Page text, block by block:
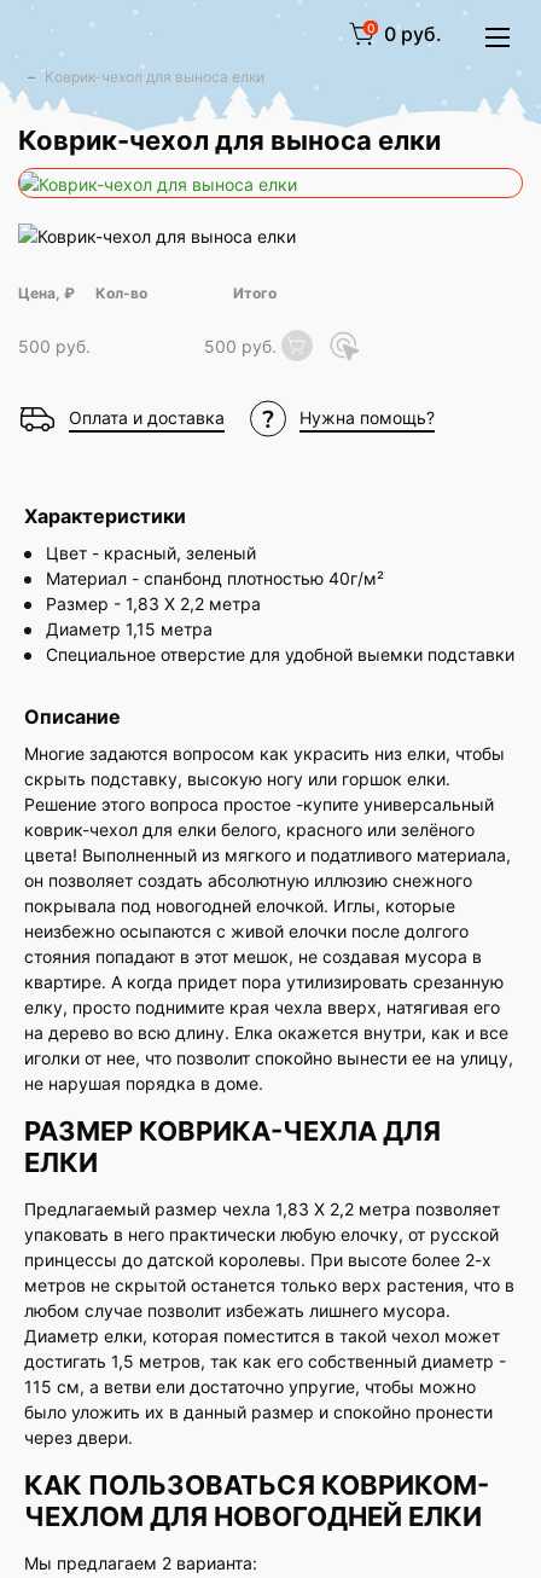
0 0 руб.
Коврик-чехол для выноса елки
Коврик-чехол для выноса елки
Цена, ₽ Итого
500 руб. 500 руб.
Оплата и доставка Нужна помощь?
Характеристики
Цвет - красный, зеленый
Материал - спанбонд плотностью 40г/м²
Размер - 1,83 Х 2,2 метра
Диаметр 1,15 метра
Специальное отверстие для удобной выемки подставки
Описание
Многие задаются вопросом как украсить низ елки, чтобы
скрыть подставку, высокую ногу или горшок елки.
Решение этого вопроса простое -купите универсальный
коврик-чехол для елки белого, красного или зелёного
цвета! Выполненный из мягкого и податливого материала,
он позволяет создать абсолютную иллюзию снежного
покрывала под новогодней елочкой. Иглы, которые
неизбежно осыпаются с живой елочки после долгого
стояния попадают в этот мешок, не создавая мусора в
квартире. А когда придет пора утилизировать срезанную
елку, просто поднимите края чехла вверх, натягивая его
на дерево во всю длину. Елка окажется внутри, как и все
иголки от нее, что позволит спокойно вынести ее на улицу,
не нарушая порядка в доме.
РАЗМЕР КОВРИКА-ЧЕХЛА ДЛЯ
ЕЛКИ
Предлагаемый размер чехла 1,83 Х 2,2 метра позволяет
упаковать в него практически любую елочку, от русской
принцессы до датской королевы. При высоте более 2-х
метров не скрытой останется только верх растения, что в
любом случае позволит избежать лишнего мусора.
Диаметр елки, которая поместится в такой чехол может
достигать 1,5 метров, так как его собственный диаметр -
115 см, а ветви ели достаточно упругие, чтобы можно
было уложить их в данный размер и спокойно пронести
через двери.
КАК ПОЛЬЗОВАТЬСЯ КОВРИКОМ-
ЧЕХЛОМ ДЛЯ НОВОГОДНЕЙ ЕЛКИ
Мы предлагаем 2 варианта: